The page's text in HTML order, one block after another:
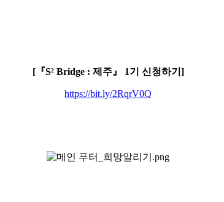
[『S² Bridge : 제주』 1기 신청하기]
https://bit.ly/2RqrV0Q